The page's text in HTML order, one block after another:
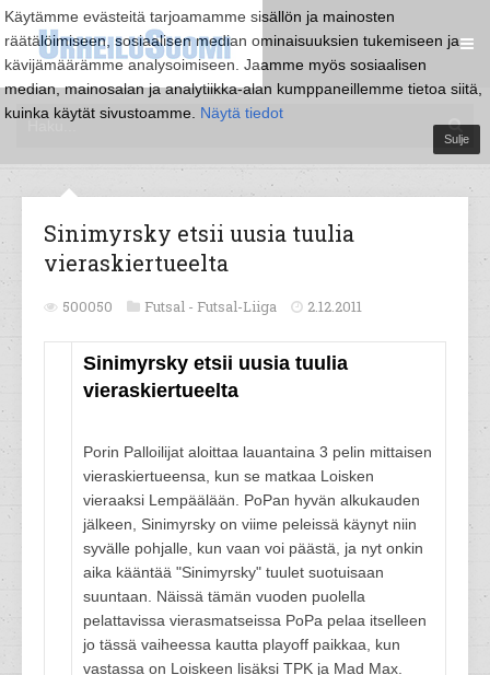
Käytämme evästeitä tarjoamamme sisällön ja mainosten
räätälöimiseen, sosiaalisen median ominaisuuksien tukemiseen ja
kävijämäärämme analysoimiseen. Jaamme myös sosiaalisen
median, mainosalan ja analytiikka-alan kumppaneillemme tietoa siitä,
kuinka käytät sivustoamme. Näytä tiedot
Sulje
Sinimyrsky etsii uusia tuulia
vieraskiertueelta
500050 Futsal - Futsal-Liiga 2.12.2011
Sinimyrsky etsii uusia tuulia
vieraskiertueelta
Porin Palloilijat aloittaa lauantaina 3 pelin mittaisen
vieraskiertueensa, kun se matkaa Loisken
vieraaksi Lempäälään. PoPan hyvän alkukauden
jälkeen, Sinimyrsky on viime peleissä käynyt niin
syvälle pohjalle, kun vaan voi päästä, ja nyt onkin
aika kääntää "Sinimyrsky" tuulet suotuisaan
suuntaan. Näissä tämän vuoden puolella
pelattavissa vierasmatseissa PoPa pelaa itselleen
jo tässä vaiheessa kautta playoff paikkaa, kun
vastassa on Loiskeen lisäksi TPK ja Mad Max.